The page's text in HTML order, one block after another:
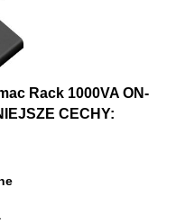
Rack 1000VA ON-
CECHY: